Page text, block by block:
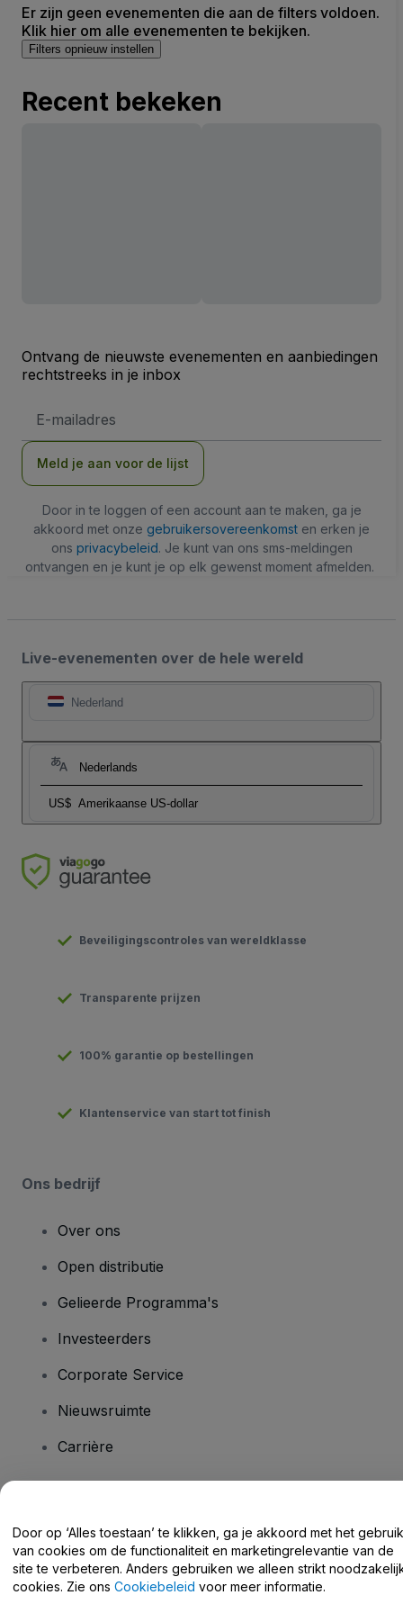
Er zijn geen evenementen die aan de filters voldoen.
Klik hier om alle evenementen te bekijken.
Filters opnieuw instellen
Recent bekeken
Ontvang de nieuwste evenementen en aanbiedingen
rechtstreeks in je inbox
mailadres
Meld je aan voor de lijst
Door in te loggen of een account aan te maken, ga je
akkoord met onze gebruikersovereenkomst en erken je
ons privacybeleid. Je kunt van ons sms-meldingen
ontvangen en je kunt je op elk gewenst moment afmelden.
Live-evenementen over de hele wereld
Nederland
Nederlands
US$ Amerikaanse US-dollar
Beveiligingscontroles van wereldklasse
Transparente prijzen
100% garantie op bestellingen
Klantenservice van start tot finish
Ons bedrijf
Over ons
Open distributie
Gelieerde Programma's
Investeerders
Corporate Service
Nieuwsruimte
Carrière
Helpcentrum / Neem Contact Met Ons Op
Door op ‘Alles toestaan’ te klikken, ga je akkoord met het gebruik
van cookies om de functionaliteit en marketingrelevantie van de
site te verbeteren. Anders gebruiken we alleen strikt
cookies. Zie ons Cookiebeleid voor meer informatie.